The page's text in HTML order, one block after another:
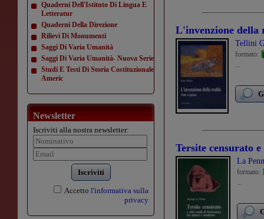
Quaderni Dell'Istituto Di Lingua E
Letteratur
Quaderni Della Direzione
Rilievi Di Monumenti
Saggi Di Varia Umanità
Saggi Di Varia Umanità- Nuova Serie
Studi E Testi Di Storia Costituzionale
Americ
Newsletter
Iscriviti alla nostra newsletter:
Iscriviti
Accetto l'informativa sulla
privacy
L'invenzione della
Tellini
formato:
...
Tersite censurato
La
formato:
...